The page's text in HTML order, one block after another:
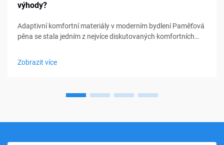
výhody?
Adaptivní komfortní materiály v moderním bydlení Paměťová
pěna se stala jedním z nejvíce diskutovaných komfortních
Zobrazit více